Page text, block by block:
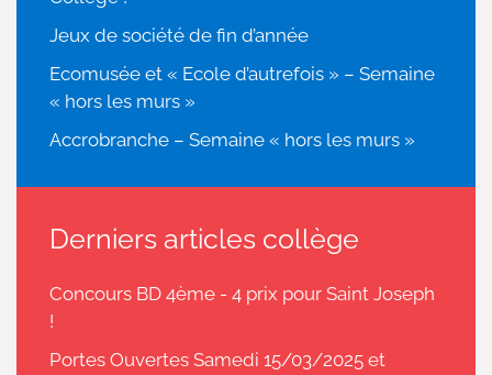
Jeux de société de fin d’année
Ecomusée et « Ecole d’autrefois » – Semaine
« hors les murs »
Accrobranche – Semaine « hors les murs »
Derniers articles collège
Concours BD 4ème - 4 prix pour Saint Joseph
!
Portes Ouvertes Samedi 15/03/2025 et